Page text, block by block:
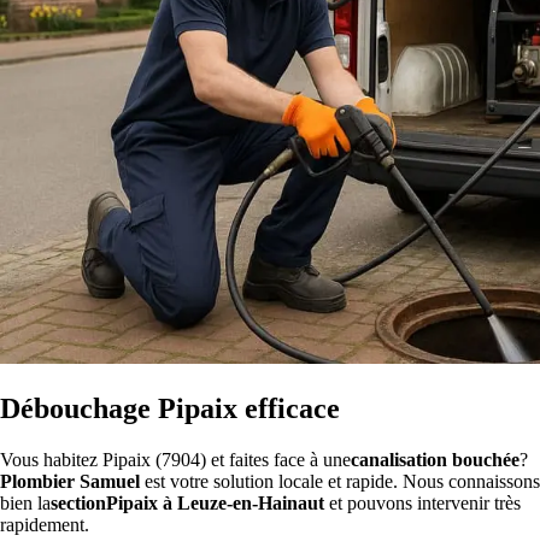
Débouchage Pipaix efficace
Vous habitez Pipaix (7904) et faites face à unecanalisation bouchée?
Plombier Samuel est votre solution locale et rapide. Nous connaissons
bien lasectionPipaix à Leuze-en-Hainaut et pouvons intervenir très
rapidement.